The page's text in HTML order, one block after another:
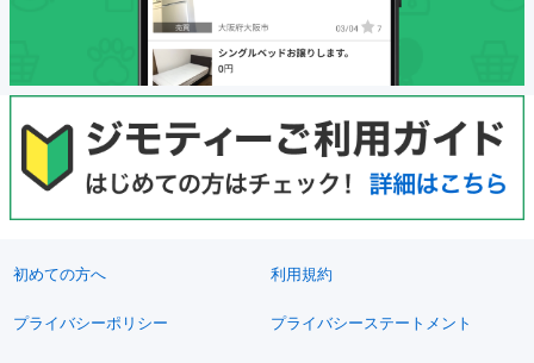
初めての方へ 利用規約
プライバシーポリシー プライバシーステートメント